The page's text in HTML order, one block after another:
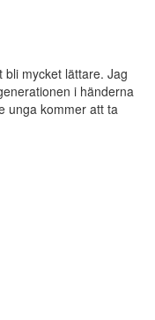
mycket lättare. Jag
i händerna
unga kommer att ta